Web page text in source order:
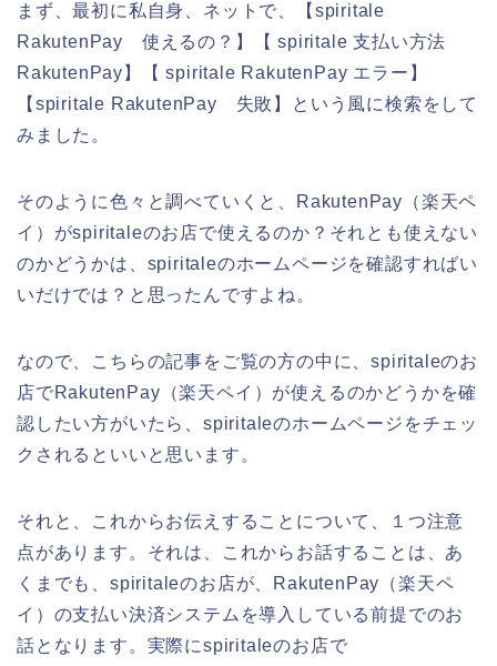
まず、最初に私自身、ネットで、【spiritale
RakutenPay 使えるの？】【 spiritale 支払い方法
RakutenPay】【 spiritale RakutenPay エラー】
【spiritale RakutenPay 失敗】という風に検索をして
みました。
そのように色々と調べていくと、RakutenPay（楽天ペ
イ）がspiritaleのお店で使えるのか？それとも使えない
のかどうかは、spiritaleのホームページを確認すればい
いだけでは？と思ったんですよね。
なので、こちらの記事をご覧の方の中に、spiritaleのお
店でRakutenPay（楽天ペイ）が使えるのかどうかを確
認したい方がいたら、spiritaleのホームページをチェッ
クされるといいと思います。
それと、これからお伝えすることについて、１つ注意
点があります。それは、これからお話することは、あ
くまでも、spiritaleのお店が、RakutenPay（楽天ペ
イ）の支払い決済システムを導入している前提でのお
話となります。実際にspiritaleのお店で